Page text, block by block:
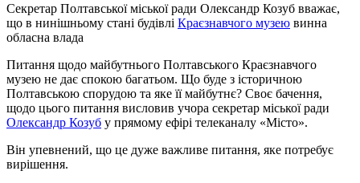
Секретар Полтавської міської ради Олександр Козуб вважає,
що в нинішньому стані будівлі Краєзнавчого музею винна
обласна влада
Питання щодо майбутнього Полтавського Краєзнавчого
музею не дає спокою багатьом. Що буде з історичною
Полтавською спорудою та яке її майбутнє? Своє бачення,
щодо цього питання висловив учора секретар міської ради
Олександр Козуб у прямому ефірі телеканалу «Місто».
Він упевнений, що це дуже важливе питання, яке потребує
вирішення.